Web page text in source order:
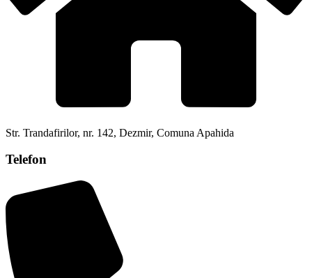
Str. Trandafirilor, nr. 142, Dezmir, Comuna Apahida
Telefon